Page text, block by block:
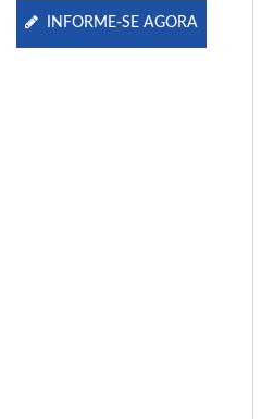
INFORME-SE AGORA